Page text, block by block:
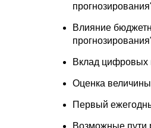
Влияние
Вклад цифровых
Оценка
Первый
Возможные пути